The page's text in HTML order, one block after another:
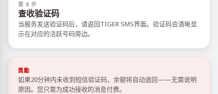
第 5 步
查收验证码
当服务发送验证码后，请返回TIGER SMS界面。验证码会清晰显
示在对应的活跃号码旁边。
獎勵
如果20分钟内未收到短信验证码，余额将自动退回——无需说明
原因。您只需为成功接收的消息付费。